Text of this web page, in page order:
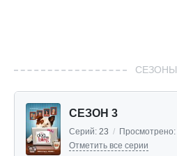
СЕЗОНЫ
СЕЗОН 3
Серий: 23 / Просмотрено:
Отметить все серии